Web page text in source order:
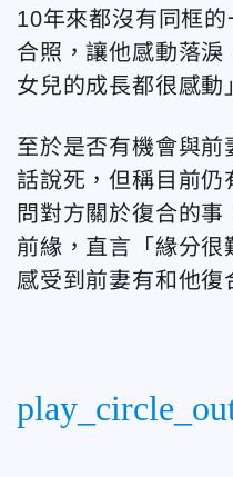
10年來都沒有同框
合照，讓他感動落淚
女兒的成長都很感動
至於是否有機會與
話說死，但稱目前仍
問對方關於復合的
前緣，直言「緣分很
感受到前妻有和他復